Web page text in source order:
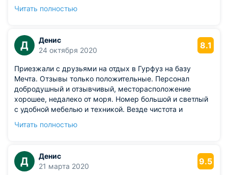
после тяжелой прогулки на утро чувствовал себя
Читать полностью
Д
Денис
24 октября 2020
8.1
Приезжали с друзьями на отдых в Гурфуз на базу
Мечта. Отзывы только положительные. Персонал
добродушный и отзывчивый, месторасположение
хорошее, недалеко от моря. Номер большой и светлый
с удобной мебелью и техникой. Везде чистота и
много кафе где можно вкусно покушать. Парковка и
Читать полностью
Д
Денис
21 марта 2020
9.5